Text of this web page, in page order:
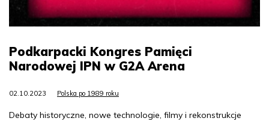
Podkarpacki Kongres Pamięci
Narodowej IPN w G2A Arena
02.10.2023 Polska po 1989 roku
Debaty historyczne, nowe technologie, filmy i rekonstrukcje